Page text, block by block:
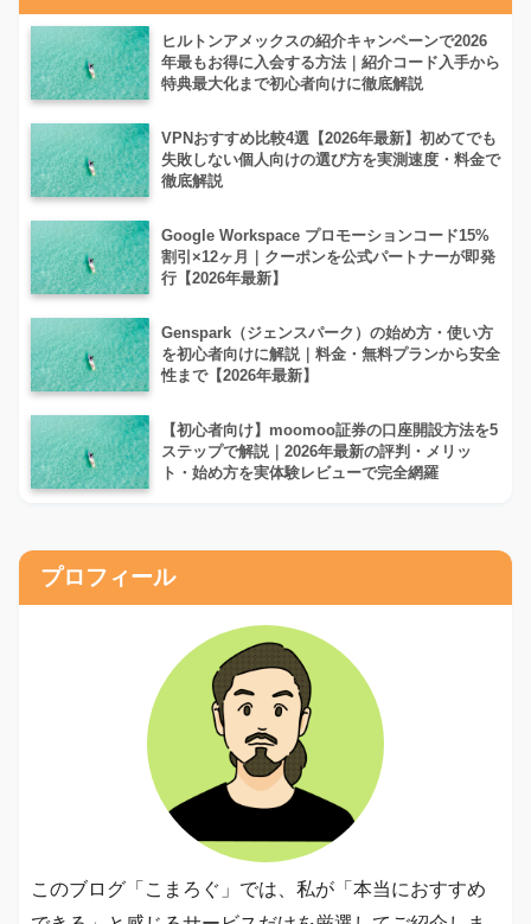
ヒルトンアメックスの紹介キャンペーンで2026
年最もお得に入会する方法｜紹介コード入手から
特典最大化まで初心者向けに徹底解説
VPNおすすめ比較4選【2026年最新】初めてでも
失敗しない個人向けの選び方を実測速度・料金で
徹底解説
Google Workspace プロモーションコード15%
割引×12ヶ月｜クーポンを公式パートナーが即発
行【2026年最新】
Genspark（ジェンスパーク）の始め方・使い方
を初心者向けに解説｜料金・無料プランから安全
性まで【2026年最新】
【初心者向け】moomoo証券の口座開設方法を5
ステップで解説｜2026年最新の評判・メリッ
ト・始め方を実体験レビューで完全網羅
プロフィール
このブログ「こまろぐ」では、私が「本当におすすめ